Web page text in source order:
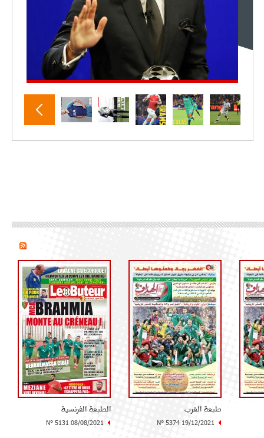
طبعة الغرب
N° 5374 19/12/2021
الطبعة الفرنسية
N° 5131 08/08/2021